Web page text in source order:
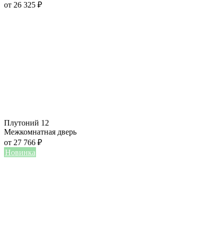
от 26 325 ₽
Плутоний 12
Межкомнатная дверь
от 27 766 ₽
Новинка